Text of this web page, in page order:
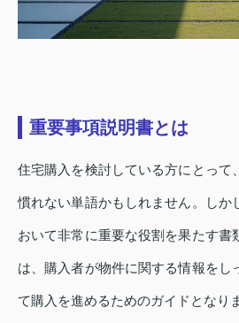
重要事項説明書とは
住宅購入を検討している方にとって
慣れない単語かもしれません。しか
おいて非常に重要な役割を果たす書
は、購入者が物件に関する情報をし
て購入を進めるためのガイドとなり